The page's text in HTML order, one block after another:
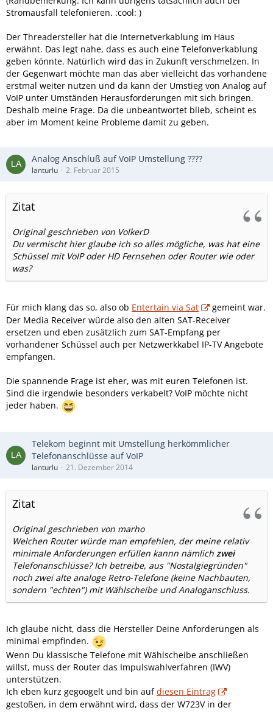
Stromausfall telefonieren. :cool: )
Der Threadersteller hat die Internetverkablung im Haus
erwähnt. Das legt nahe, dass es auch eine Telefonverkablung
geben könnte. Natürlich wird das in Zukunft verschmelzen. In
der Gegenwart möchte man das aber vielleicht das vorhandene
erstmal weiter nutzen und da kann der Umstieg von Analog auf
VoIP unter Umständen Herausforderungen mit sich bringen.
Deshalb meine Frage. Da die unbeantwortet blieb, scheint es
aber im Moment keine Probleme damit zu geben.
Analog Anschluß auf VoIP Umstellung ????
lanturlu 2. Februar 2015
Zitat
Original geschrieben von VolkerD
Du vermischt hier glaube ich so alles mögliche, was hat eine
Schüssel mit VoIP oder HD Fernsehen oder Router wie oder
was?
Für mich klang das so, also ob Entertain via Sat
gemeint war.
Der Media Receiver würde also den alten SAT-Receiver
ersetzen und eben zusätzlich zum SAT-Empfang per
vorhandener Schüssel auch per Netzwerkkabel IP-TV Angebote
empfangen.
Die spannende Frage ist eher, was mit euren Telefonen ist.
Sind die irgendwie besonders verkabelt? VoIP möchte nicht
jeder haben.
Telekom beginnt mit Umstellung herkömmlicher
Telefonanschlüsse auf VoIP
lanturlu 21. Dezember 2014
Zitat
Original geschrieben von marho
Welchen Router würde man empfehlen, der meine relativ
minimale Anforderungen erfüllen kannn nämlich zwei
Telefonanschlüsse? Ich betreibe, aus "Nostalgiegründen"
noch zwei alte analoge Retro-Telefone (keine Nachbauten,
sondern "echten") mit Wählscheibe und Analoganschluss.
Ich glaube nicht, dass die Hersteller Deine Anforderungen als
minimal empfinden.
Wenn Du klassische Telefone mit Wählscheibe anschließen
willst, muss der Router das Impulswahlverfahren (IWV)
unterstützen.
Ich eben kurz gegoogelt und bin aufdiesen Eintrag
gestoßen, in dem erwähnt wird, dass der W723V in der